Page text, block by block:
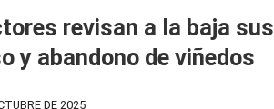
revisan a la baja sus
y abandono de viñedos
DE 2025